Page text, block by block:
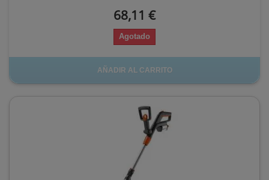
68,11 €
Agotado
AÑADIR AL CARRITO